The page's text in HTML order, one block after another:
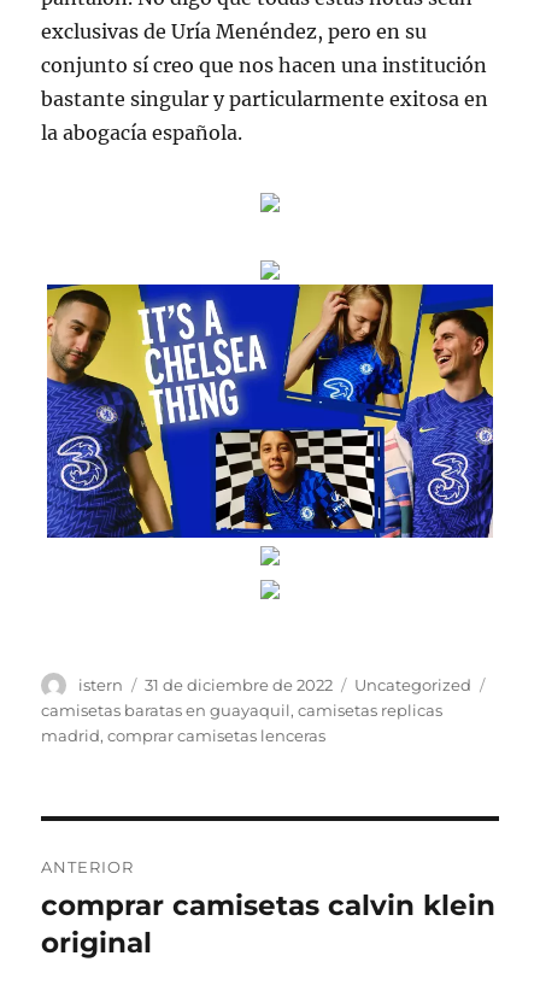
exclusivas de Uría Menéndez, pero en su
conjunto sí creo que nos hacen una institución
bastante singular y particularmente exitosa en
la abogacía española.
Autor
istern
Publicado
el
31 de diciembre de 2022 Categorías
Uncategorized
camisetas baratas en guayaquil,camisetas replicas
madrid,comprar camisetas lenceras
de
entradas
ANTERIOR
Entrada
anterior:
comprar camisetas calvin klein
original